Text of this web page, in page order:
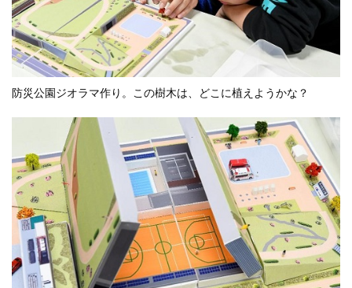
防災公園ジオラマ作り。この樹木は、どこに植えようかな？